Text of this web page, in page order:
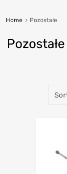
Home Pozostałe
Pozostałe